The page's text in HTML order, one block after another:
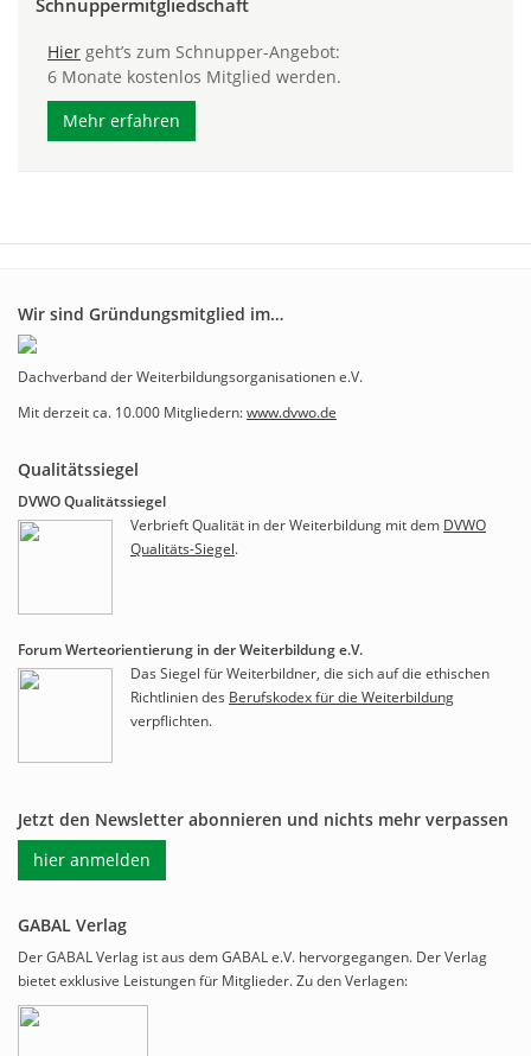
Schnuppermitgliedschaft
Hier geht’s zum Schnupper-Angebot:
6 Monate kostenlos Mitglied werden.
Mehr erfahren
Wir sind Gründungsmitglied im…
Dachverband der Weiterbildungsorganisationen e.V.
Mit derzeit ca. 10.000 Mitgliedern:www.dvwo.de
Qualitätssiegel
DVWO Qualitätssiegel
Verbrieft Qualität in der Weiterbildung mit dem DVWO
Qualitäts-Siegel.
Forum Werteorientierung in der Weiterbildung e.V.
Das Siegel für Weiterbildner, die sich auf die ethischen
Richtlinien des Berufskodex für die Weiterbildung
verpflichten.
Jetzt den Newsletter abonnieren und nichts mehr verpassen
hier anmelden
GABAL Verlag
Der GABAL Verlag ist aus dem GABAL e.V. hervorgegangen. Der Verlag
bietet exklusive Leistungen für Mitglieder. Zu den Verlagen: